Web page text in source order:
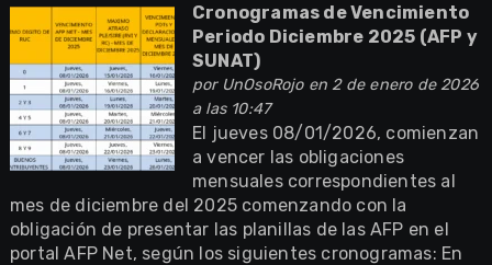
Cronogramas de Vencimiento
Periodo Diciembre 2025 (AFP y
SUNAT)
por UnOsoRojoen 2 de enero de 2026
a las 10:47
El jueves 08/01/2026, comienzan
a vencer las obligaciones
mensuales correspondientes al
mes de diciembre del 2025 comenzando con la
obligación de presentar las planillas de las AFP en el
portal AFP Net, según los siguientes cronogramas: En